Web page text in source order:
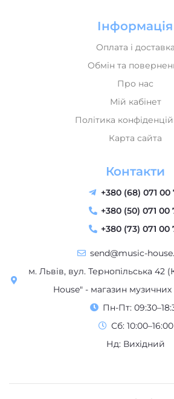
Інформація
Оплата і доставка
Обмін та
Про нас
Мій кабінет
Політика
Карта сайта
Контакти
+380 (68) 071 00
+380 (50) 071 00
+380 (73) 071 00
send@music-
м. Львів, вул. Тернопільська 42
House" - магазин музичних
Пн-Пт:
Сб: 10:00–16:00
Нд: Вихідний